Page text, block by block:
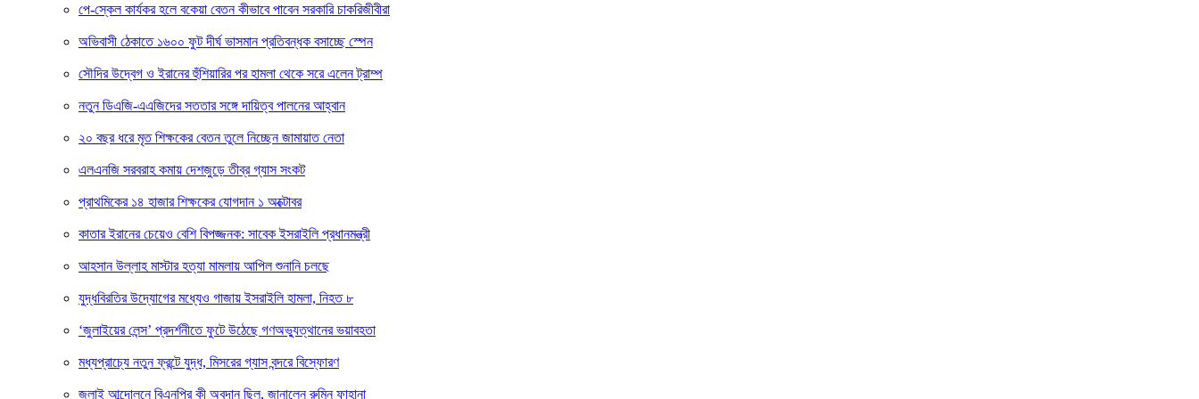
পে-স্কেল কার্যকর হলে বকেয়া বেতন কীভাবে পাবেন সরকারি চাকরিজীবীরা
অভিবাসী ঠেকাতে ১৬০০ ফুট দীর্ঘ ভাসমান প্রতিবন্ধক বসাচ্ছে স্পেন
সৌদির উদ্বেগ ও ইরানের হুঁশিয়ারির পর হামলা থেকে সরে এলেন ট্রাম্প
নতুন ডিএজি-এএজিদের সততার সঙ্গে দায়িত্ব পালনের আহ্বান
২০ বছর ধরে মৃত শিক্ষকের বেতন তুলে নিচ্ছেন জামায়াত নেতা
এলএনজি সরবরাহ কমায় দেশজুড়ে তীব্র গ্যাস সংকট
প্রাথমিকের ১৪ হাজার শিক্ষকের যোগদান ১ অক্টোবর
কাতার ইরানের চেয়েও বেশি বিপজ্জনক: সাবেক ইসরাইলি প্রধানমন্ত্রী
আহসান উল্লাহ মাস্টার হত্যা মামলায় আপিল শুনানি চলছে
যুদ্ধবিরতির উদ্যোগের মধ্যেও গাজায় ইসরাইলি হামলা, নিহত ৮
‘জুলাইয়ের লেন্স’ প্রদর্শনীতে ফুটে উঠেছে গণঅভ্যুত্থানের ভয়াবহতা
মধ্যপ্রাচ্যে নতুন ফ্রন্টে যুদ্ধ, মিসরের গ্যাস বন্দরে বিস্ফোরণ
জুলাই আন্দোলনে বিএনপির কী অবদান ছিল, জানালেন রুমিন ফাহানা